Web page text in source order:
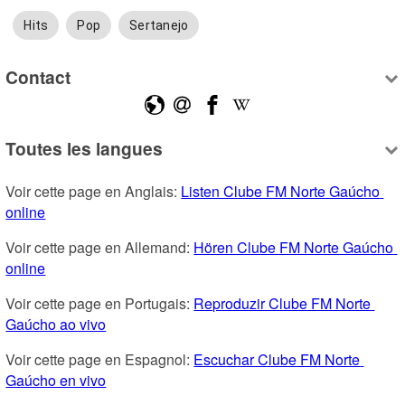
Hits Pop Sertanejo
Contact
Toutes les langues
Voir cette page en Anglais: Listen Clube FM Norte Gaúcho
online
Voir cette page en Allemand: Hören Clube FM Norte Gaúcho
online
Voir cette page en Portugais: Reproduzir Clube FM Norte
Gaúcho ao vivo
Voir cette page en Espagnol: Escuchar Clube FM Norte
Gaúcho en vivo